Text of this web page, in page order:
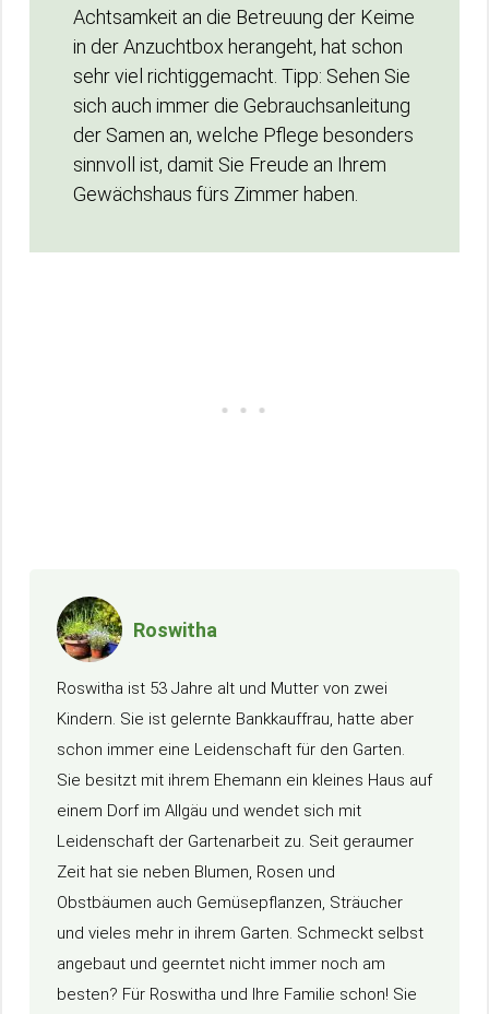
Achtsamkeit an die Betreuung der Keime
in der Anzuchtbox herangeht, hat schon
sehr viel richtiggemacht. Tipp: Sehen Sie
sich auch immer die Gebrauchsanleitung
der Samen an, welche Pflege besonders
sinnvoll ist, damit Sie Freude an Ihrem
Gewächshaus fürs Zimmer haben.
Roswitha
Roswitha ist 53 Jahre alt und Mutter von zwei
Kindern. Sie ist gelernte Bankkauffrau, hatte aber
schon immer eine Leidenschaft für den Garten.
Sie besitzt mit ihrem Ehemann ein kleines Haus auf
einem Dorf im Allgäu und wendet sich mit
Leidenschaft der Gartenarbeit zu. Seit geraumer
Zeit hat sie neben Blumen, Rosen und
Obstbäumen auch Gemüsepflanzen, Sträucher
und vieles mehr in ihrem Garten. Schmeckt selbst
angebaut und geerntet nicht immer noch am
besten? Für Roswitha und Ihre Familie schon! Sie